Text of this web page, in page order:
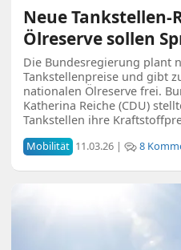
Neue Tankstellen-
Ölreserve sollen
Die Bundesregierung plant
Tankstellenpreise und gibt
nationalen Ölreserve frei.
Katherina Reiche (CDU)
Tankstellen ihre
Mobilität 11.03.26 | 8